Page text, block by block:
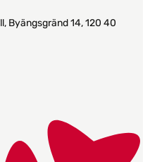
Byängsgränd 14, 120 40